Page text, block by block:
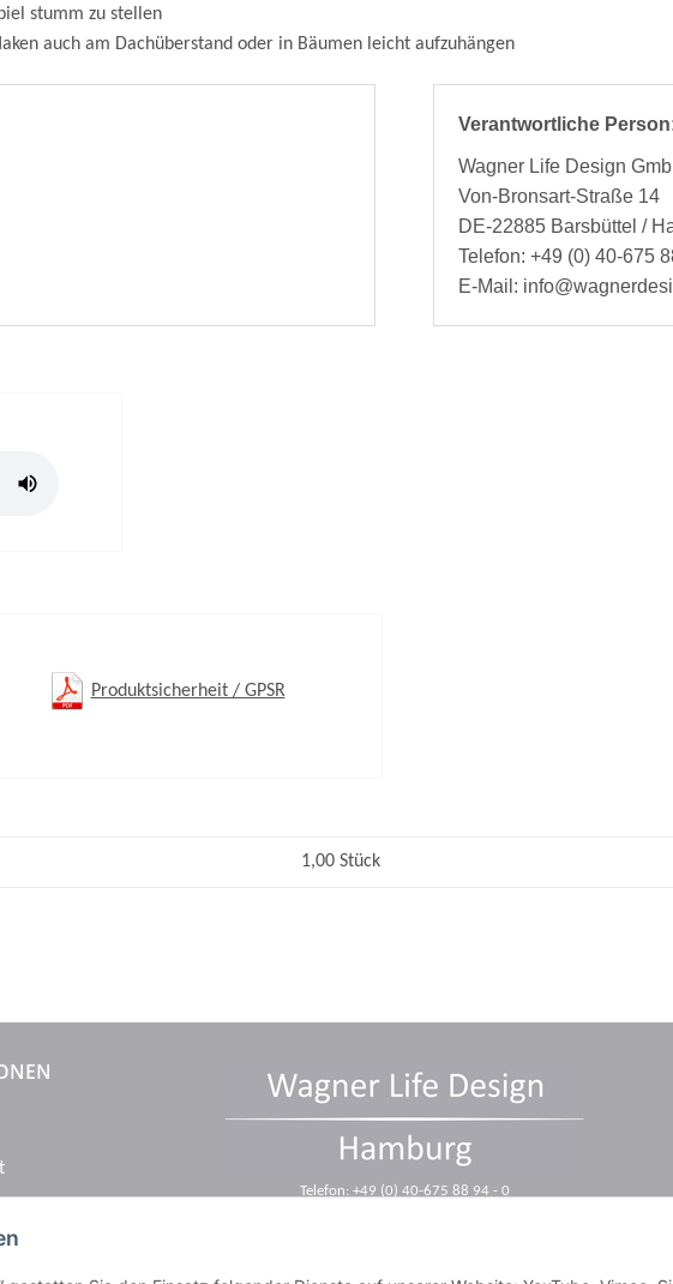
stumm zu stellen
auch am Dachüberstand oder in Bäumen leicht aufzuhängen
Verantwortliche
Wagner Life Design
Von-Bronsart-Straße 14
DE-22885 Barsbüttel /
Telefon: +49 (0) 40-675
E-Mail:
Produktsicherheit / GPSR
1,00 Stück
Telefon: +49 (0) 40-675 88 94 - 0